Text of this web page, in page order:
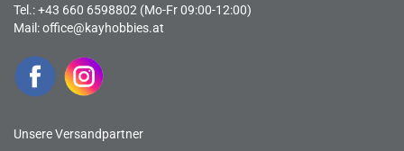
Tel.: +43 660 6598802 (Mo-Fr 09:00-12:00)
Mail:office@kayhobbies.at
Unsere Versandpartner